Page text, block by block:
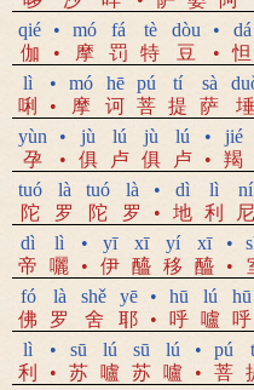
qié
伽
•
•
mó
摩
fá
罚
tè
特
dòu
豆
•
•
dá
怛
lì
唎
•
•
mó
摩
hē
诃
pú
菩
tí
提
sà
萨
埵
yùn
孕
•
•
jù
俱
lú
卢
jù
俱
lú
卢
•
•
jié
羯
tuó
陀
là
罗
tuó
陀
là
罗
•
•
dì
地
lì
利
ní
尼
dì
帝
lì
囇
•
•
yī
伊
xī
醯
yí
移
xī
醯
•
•
fó
佛
là
罗
shě
舍
yē
耶
•
•
hū
呼
lú
嚧
hū
呼
lì
利
•
•
sū
苏
lú
嚧
sū
苏
lú
嚧
•
•
pú
菩